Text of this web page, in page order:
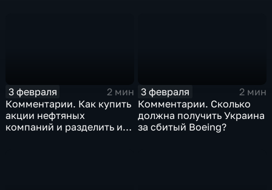
3 февраля
2 мин
Комментарии. Как купить
акции нефтяных
компаний и разделить их
3 февраля
2 мин
Комментарии. Сколько
должна получить Украина
за сбитый Boeing?